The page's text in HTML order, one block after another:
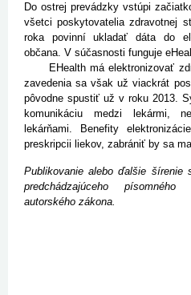
Do ostrej prevádzky vstúpi
všetci poskytovatelia zdravotnej
roka povinní ukladať dáta do
občana. V súčasnosti funguje
EHealth má elektronizovať
zavedenia sa však už viackrát
pôvodne spustiť už v roku 2013.
komunikáciu medzi lekármi,
lekárňami. Benefity
preskripcii liekov, zabrániť by sa
Publikovanie alebo ďalšie
predchádzajúceho
autorského zákona.